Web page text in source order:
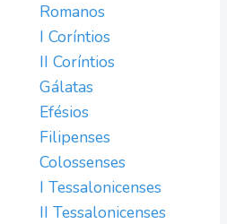
Romanos
I Coríntios
II Coríntios
Gálatas
Efésios
Filipenses
Colossenses
I Tessalonicenses
II Tessalonicenses